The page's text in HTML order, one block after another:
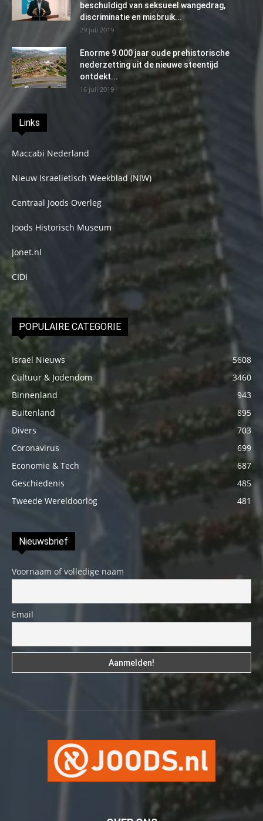
beschuldigd van seksueel wangedrag,
discriminatie en misbruik...
29 juli 2019
Enorme 9.000 jaar oude prehistorische
nederzetting uit de nieuwe steentijd
ontdekt...
16 juli 2019
Links
Maccabi Nederland
Nieuw Israelietisch Weekblad (NIW)
Centraal Joods Overleg
Joods Historisch Museum
Jonet.nl
CIDI
POPULAIRE CATEGORIE
Israël Nieuws
5608
Cultuur & Jodendom
3460
Binnenland
943
Buitenland
895
Divers
703
Coronavirus
699
Economie & Tech
687
Geschiedenis
485
Tweede Wereldoorlog
481
Nieuwsbrief
Voornaam of volledige naam
Email